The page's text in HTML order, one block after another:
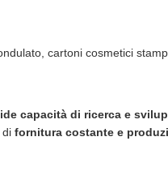
cartoni cosmetici
capacità di ricerca e
di fornitura costante e